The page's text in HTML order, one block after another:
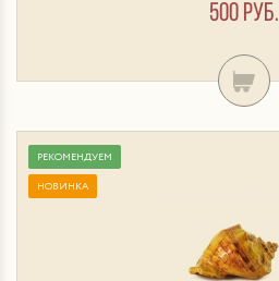
500 руб.
РЕКОМЕНДУЕМ
НОВИНКА